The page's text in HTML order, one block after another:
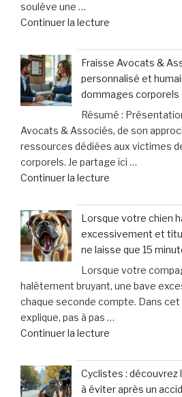
soulève une …
Continuer la lecture
:
cette
pratique
controversée
d’injection
pour
augmenter
la
inquiétudes
médicales »
Fraisse Avocats &
personnalisé et
dommages corporels
Résumé :
Avocats & Associés, de son
ressources dédiées aux victimes
corporels. Je partage ici …
Continuer la lecture
Avocats
&
Associés
:
un
soutien
personnalisé
et
Lorsque votre chien
excessivement et
ne laisse que 15
Lorsque votre
halètement bruyant, une bave
chaque seconde compte. Dans
explique, pas à pas …
Continuer la lecture
votre
chien
Cyclistes :
à éviter après un